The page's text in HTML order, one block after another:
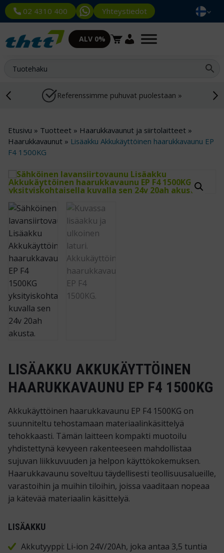
02 4310 400 Yhteystiedot
ALV 0%
Referenssimme puhuvat puolestaan »
Etusivu » Tuotteet » Haarukkavaunut ja siirtolaitteet »
Haarukkavaunut » Lisäakku Akkukäyttöinen haarukkavaunu EP
F4 1500KG
LISÄAKKU AKKUKÄYTTÖINEN
HAARUKKAVAUNU EP F4 1500KG
Akkukäyttöinen haarukkavaunu EP F4 1500KG on
suunniteltu tehostamaan materiaalinkäsittelyä
tehokkaasti. Tämän laitteen kompakti muotoilu
yhdistettynä kevyeen rakenteeseen mahdollistaa
sujuvan liikkuvuuden ja helpon käyttökokemuksen.
Haarukkavaunu soveltuu täydellisesti teollisuusalueille,
varastoihin ja muihin tiloihin, joissa vaaditaan nopeaa
ja kätevää materiaalin käsittelyä.
LISÄAKKU
Akkutyyppi: Li-ion 24V/20Ah, joka antaa 3,5 tuntia